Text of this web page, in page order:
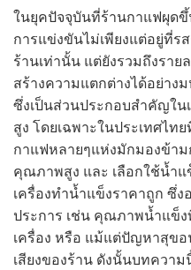
ในยุคปัจจุบันที่ร้านกาแฟผุด
การแข่งขันไม่เพียงแต่อยู่ที่ร
ร้านเท่านั้น แต่ยังรวมถึงราย
สร้างความแตกต่างได้อย่าง
ซึ่งเป็นส่วนประกอบสำคัญใน
สูง โดยเฉพาะในประเทศไ
กาแฟหลายๆแห่งมักมองข้า
คุณภาพสูง และ เลือกใช้น้ำแ
เครื่องทำน้ำแข็งราคาถูก ซึ่
ประการ เช่น คุณภาพน้ำแข็
เครื่อง หรือ แม้แต่ปัญหาสุข
เสียงของร้าน ดังนั้นบทควา